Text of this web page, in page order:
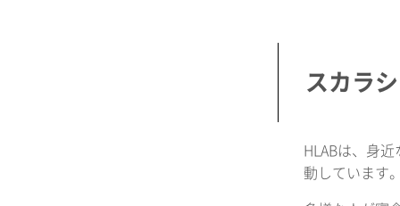
スカラ
HLABは、身
動しています